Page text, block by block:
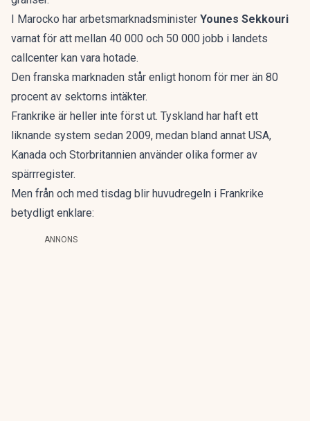
I Marocko har arbetsmarknadsminister Younes Sekkouri
varnat för att mellan 40 000 och 50 000 jobb i landets
callcenter kan vara hotade.
Den franska marknaden står enligt honom för mer än 80
procent av sektorns intäkter.
Frankrike är heller inte först ut. Tyskland har haft ett
liknande system sedan 2009, medan bland annat USA,
Kanada och Storbritannien använder olika former av
spärrregister.
Men från och med tisdag blir huvudregeln i Frankrike
betydligt enklare:
ANNONS